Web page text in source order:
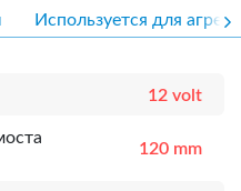
Используется для
12 volt
120 mm